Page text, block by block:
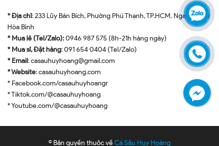
* Địa chỉ: 233 Lũy Bán Bích, Phường Phú Thạnh, TP.HCM. Ngay ngã tư
Hòa Bình
* Mua lẻ (Tel/Zalo):0946 987 575 (8h-21h hàng ngày)
* Mua sỉ, Đặt hàng: 091 654 0404 (Tel/Zalo)
* Email: casauhuyhoang@gmail.com
* Website: casauhuyhoang.com
* Facebook.com/casauhuyhoangr
* Tiktok.com/@casauhuyhoang
* Youtube.com/@casauhuyhoang
© Bản quyền thuộc về Cá Sấu Huy Hoàng